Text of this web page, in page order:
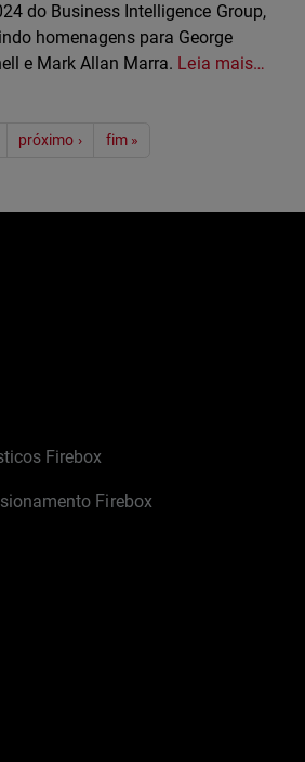
do Business Intelligence Group,
homenagens para George
e Mark Allan Marra. Leia mais…
próximo › fim »
Firebox
Firebox